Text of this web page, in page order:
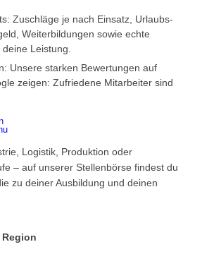
Zuschläge je nach Einsatz, Urlaubs-
Weiterbildungen sowie echte
Leistung.
Unsere starken Bewertungen auf
zeigen: Zufriedene Mitarbeiter sind
Logistik, Produktion oder
– auf unserer Stellenbörse findest du
zu deiner Ausbildung und deinen